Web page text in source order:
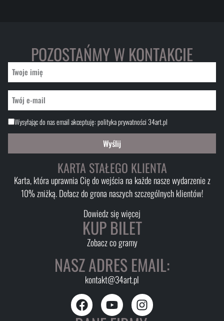
POZOSTAŃMY W KONTAKCIE
Wysyłając do nas email akceptuję:polityka prywatności 34art.pl
Wyślij
KARTA STAŁEGO KLIENTA
Karta, która uprawnia Cię do wejścia na każde nasze wydarzenie z
10% zniżką. Dołacz do grona naszych szczególnych klientów!
Dowiedz się więcej
KUP BILET
Zobacz co gramy
NASZ ADRES EMAIL:
kontakt@34art.pl